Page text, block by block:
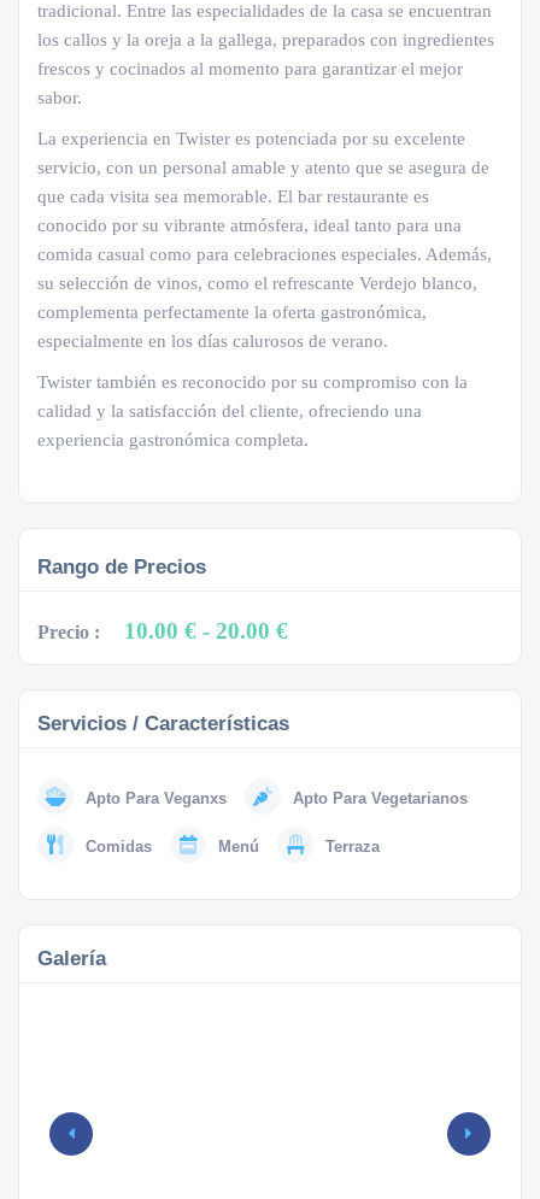
tradicional. Entre las especialidades de la casa se encuentran
los callos y la oreja a la gallega, preparados con ingredientes
frescos y cocinados al momento para garantizar el mejor
sabor.
La experiencia en Twister es potenciada por su excelente
servicio, con un personal amable y atento que se asegura de
que cada visita sea memorable. El bar restaurante es
conocido por su vibrante atmósfera, ideal tanto para una
comida casual como para celebraciones especiales. Además,
su selección de vinos, como el refrescante Verdejo blanco,
complementa perfectamente la oferta gastronómica,
especialmente en los días calurosos de verano.
Twister también es reconocido por su compromiso con la
calidad y la satisfacción del cliente, ofreciendo una
experiencia gastronómica completa.
Rango de Precios
Precio : 10.00 € - 20.00 €
Servicios / Características
Apto Para Veganxs Apto Para Vegetarianos
Comidas Menú Terraza
Galería